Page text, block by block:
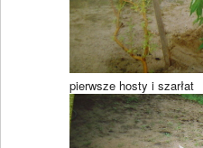
pierwsze hosty i szarłat